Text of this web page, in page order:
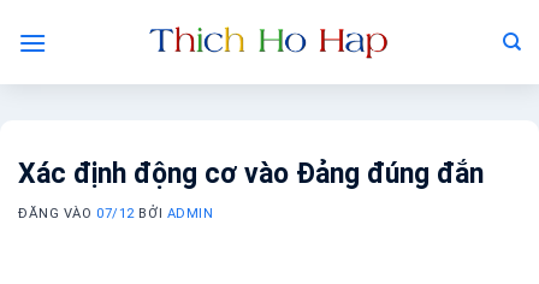
qua
Xác định động cơ vào Đảng đúng đắn
ĐĂNG VÀO 07/12 BỞI ADMIN